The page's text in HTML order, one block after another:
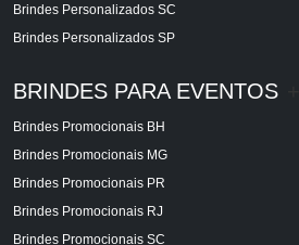
Brindes Personalizados SC
Brindes Personalizados SP
BRINDES PARA EVENTOS
Brindes Promocionais BH
Brindes Promocionais MG
Brindes Promocionais PR
Brindes Promocionais RJ
Brindes Promocionais SC